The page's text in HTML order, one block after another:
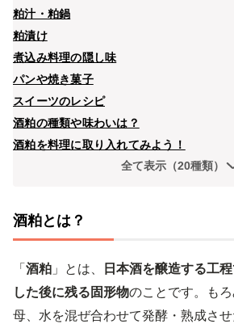
粕汁・粕鍋
粕漬け
煮込み料理の隠し味
パンや焼き菓子
スイーツのレシピ
酒粕の種類や味わいは？
酒粕を料理に取り入れてみよう！
全て表示（20種類）
酒粕とは？
「酒粕 」とは、
日本酒を醸造する工
した後に残る固形物のことです。も
母、水を混ぜ合わせて発酵・熟成さ